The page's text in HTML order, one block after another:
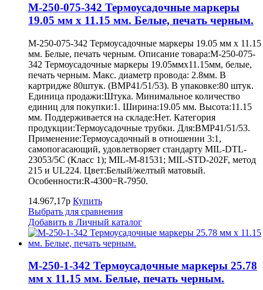
M-250-075-342 Термоусадочные маркеры
19.05 мм х 11.15 мм. Белые, печать черным.
M-250-075-342 Термоусадочные маркеры 19.05 мм х 11.15
мм. Белые, печать черным. Описание товара:M-250-075-
342 Термоусадочные маркеры 19.05ммх11.15мм, белые,
печать черным. Макс. диаметр провода: 2.8мм. В
картридже 80штук. (BMP41/51/53). В упаковке:80 штук.
Единица продажи:Штука. Минимальное количество
единиц для покупки:1. Ширина:19.05 мм. Высота:11.15
мм. Поддерживается на складе:Нет. Категория
продукции:Термоусадочные трубки. Для:BMP41/51/53.
Применение:Термоусадочный в отношении 3:1,
самопогасающий, удовлетворяет стандарту MIL-DTL-
23053/5C (Класс 1); MIL-M-81531; MIL-STD-202F, метод
215 и UL224. Цвет:Белый/желтый матовый.
Особенности:R-4300=R-7950.
14.967,17р Купить
Выбрать для сравнения
Добавить в Личный каталог
M-250-1-342 Термоусадочные маркеры 25.78
мм х 11.15 мм. Белые, печать черным.